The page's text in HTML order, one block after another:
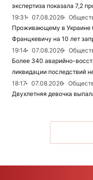
экспертиза показала 7,2
19:31
07.08.2026
Проживающему в Украине
Францкевичу на 10 лет
19:14
07.08.2026
Более 340 аварийно-
ликвидации последствий
18:17
07.08.2026
Двухлетняя девочка